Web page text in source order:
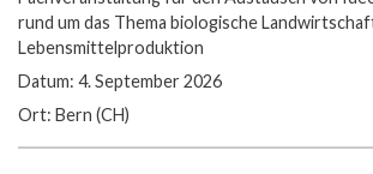
rund um das Thema biologische
Lebensmittelproduktion
Datum: 4. September 2026
Ort: Bern (CH)